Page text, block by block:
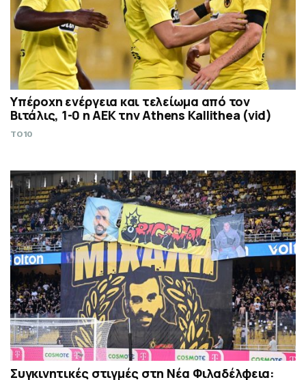
Υπέροχη ενέργεια και τελείωμα από τον
Βιτάλις, 1-0 η ΑΕΚ την Athens Kallithea (vid)
TO10
Συγκινητικές στιγμές στη Νέα Φιλαδέλφεια: